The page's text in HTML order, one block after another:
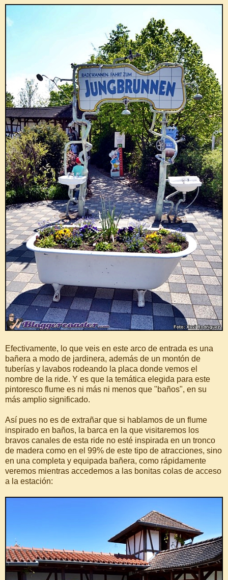
Efectivamente, lo que veis en este arco de entrada es una
bañera a modo de jardinera, además de un montón de
tuberías y lavabos rodeando la placa donde vemos el
nombre de la ride. Y es que la temática elegida para este
pintoresco flume es ni más ni menos que "baños", en su
más amplio significado.
Así pues no es de extrañar que si hablamos de un flume
inspirado en baños, la barca en la que visitaremos los
bravos canales de esta ride no esté inspirada en un tronco
de madera como en el 99% de este tipo de atracciones, sino
en una completa y equipada bañera, como rápidamente
veremos mientras accedemos a las bonitas colas de acceso
a la estación: